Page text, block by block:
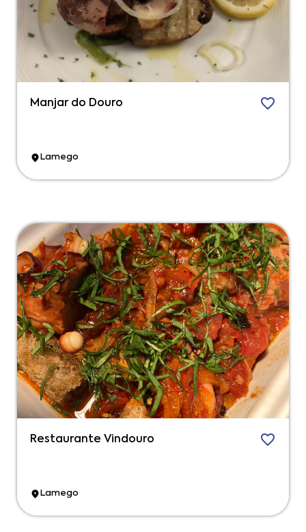
Manjar do Douro
Lamego
Restaurante Vindouro
Lamego